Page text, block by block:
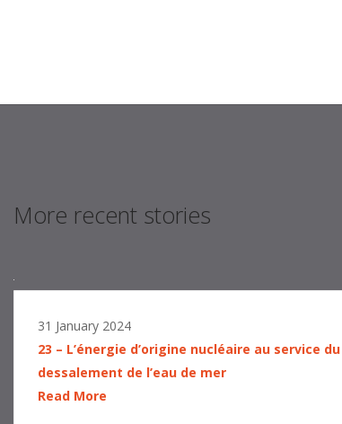
More recent stories
31 January 2024
23 – L’énergie d’origine nucléaire au service du
dessalement de l’eau de mer
Read More